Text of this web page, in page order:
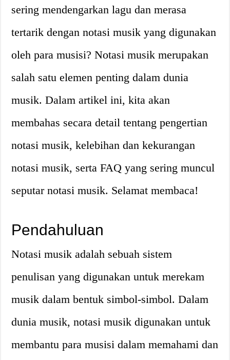
sering mendengarkan lagu dan merasa
tertarik dengan notasi musik yang digunakan
oleh para musisi? Notasi musik merupakan
salah satu elemen penting dalam dunia
musik. Dalam artikel ini, kita akan
membahas secara detail tentang pengertian
notasi musik, kelebihan dan kekurangan
notasi musik, serta FAQ yang sering muncul
seputar notasi musik. Selamat membaca!
Pendahuluan
Notasi musik adalah sebuah sistem
penulisan yang digunakan untuk merekam
musik dalam bentuk simbol-simbol. Dalam
dunia musik, notasi musik digunakan untuk
membantu para musisi dalam memahami dan